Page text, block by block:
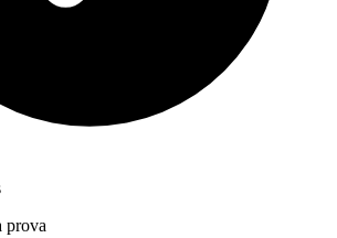
prova